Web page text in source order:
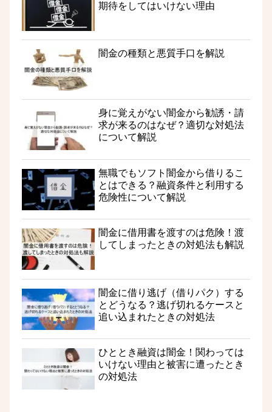
期待をしてはいけない理由
闇金の種類と悪質手口を解説
身に覚えがない闇金から勧誘・請
求が来るのはなぜ？適切な対処法
について解説
無職でもソフト闇金から借りるこ
とはできる？融資条件と利用する
危険性について解説
闇金に借用書を渡すのは危険！渡
してしまったときの対処法も解説
闇金に借り逃げ（借りパク）する
とどうなる？逃げ切れるケースと
追い込まれたときの対処法
ひととき融資は闇金！関わっては
いけない理由と被害に遭ったとき
の対処法